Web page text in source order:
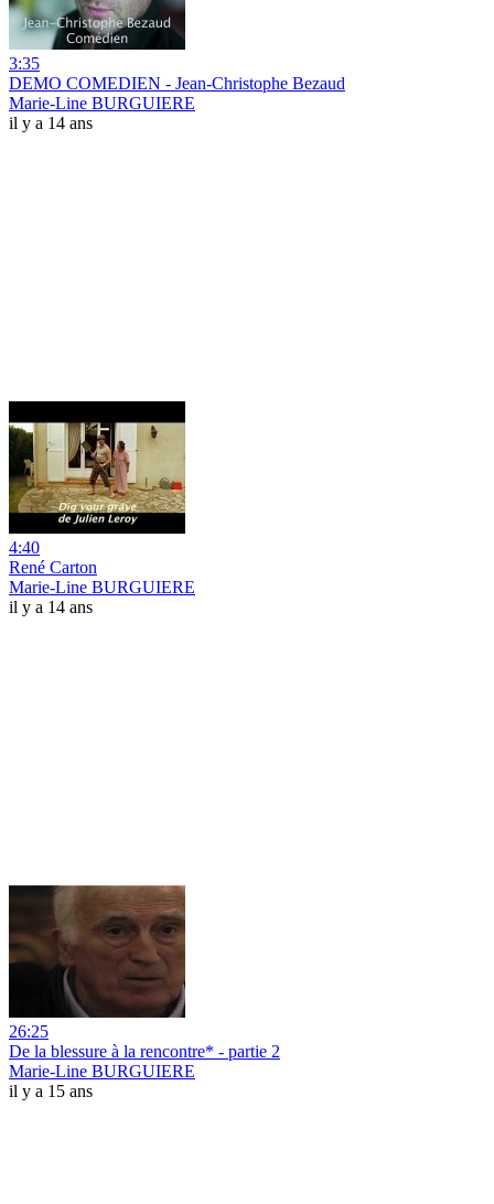
3:35
DEMO COMEDIEN - Jean-Christophe Bezaud
Marie-Line BURGUIERE
il y a 14 ans
4:40
René Carton
Marie-Line BURGUIERE
il y a 14 ans
26:25
De la blessure à la rencontre* - partie 2
Marie-Line BURGUIERE
il y a 15 ans